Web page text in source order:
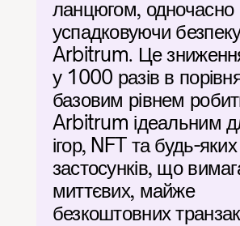
ланцюгом, одночасно
успадковуючи
Arbitrum. Це
у 1000 разів в
базовим рівнем
Arbitrum ідеальним
ігор, NFT та будь-яких
застосунків, що
миттєвих, майже
безкоштовних